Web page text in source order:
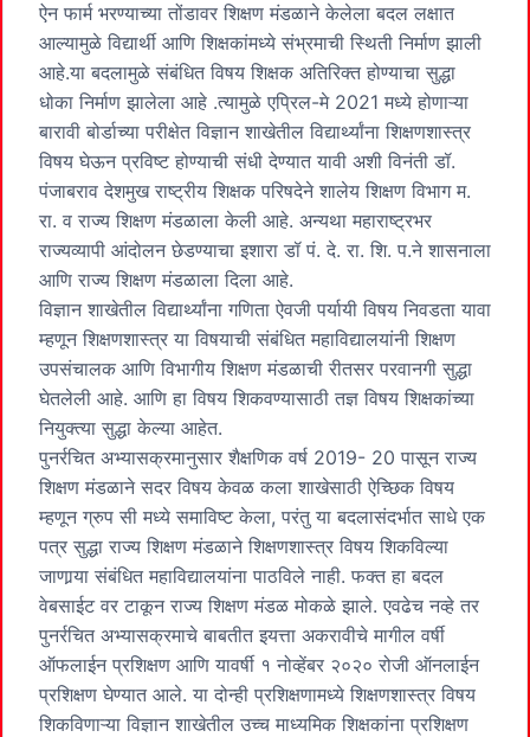
ऐन फार्म भरण्याच्या तोंडावर शिक्षण मंडळाने केलेला बदल लक्षात
आल्यामुळे विद्यार्थी आणि शिक्षकांमध्ये संभ्रमाची स्थिती निर्माण झाली
आहे.या बदलामुळे संबंधित विषय शिक्षक अतिरिक्त होण्याचा सुद्धा
धोका निर्माण झालेला आहे .त्यामुळे एप्रिल-मे 2021 मध्ये होणाऱ्या
बारावी बोर्डाच्या परीक्षेत विज्ञान शाखेतील विद्यार्थ्यांना शिक्षणशास्त्र
विषय घेऊन प्रविष्ट होण्याची संधी देण्यात यावी अशी विनंती डॉ.
पंजाबराव देशमुख राष्ट्रीय शिक्षक परिषदेने शालेय शिक्षण विभाग म.
रा. व राज्य शिक्षण मंडळाला केली आहे. अन्यथा महाराष्ट्रभर
राज्यव्यापी आंदोलन छेडण्याचा इशारा डॉ पं. दे. रा. शि. प.ने शासनाला
आणि राज्य शिक्षण मंडळाला दिला आहे.
विज्ञान शाखेतील विद्यार्थ्यांना गणिता ऐवजी पर्यायी विषय निवडता यावा
म्हणून शिक्षणशास्त्र या विषयाची संबंधित महाविद्यालयांनी शिक्षण
उपसंचालक आणि विभागीय शिक्षण मंडळाची रीतसर परवानगी सुद्धा
घेतलेली आहे. आणि हा विषय शिकवण्यासाठी तज्ञ विषय शिक्षकांच्या
नियुक्त्या सुद्धा केल्या आहेत.
पुनर्रचित अभ्यासक्रमानुसार शैक्षणिक वर्ष 2019- 20 पासून राज्य
शिक्षण मंडळाने सदर विषय केवळ कला शाखेसाठी ऐच्छिक विषय
म्हणून ग्रुप सी मध्ये समाविष्ट केला, परंतु या बदलासंदर्भात साधे एक
पत्र सुद्धा राज्य शिक्षण मंडळाने शिक्षणशास्त्र विषय शिकविल्या
जाणार्‍या संबंधित महाविद्यालयांना पाठविले नाही. फक्त हा बदल
वेबसाईट वर टाकून राज्य शिक्षण मंडळ मोकळे झाले. एवढेच नव्हे तर
पुनर्रचित अभ्यासक्रमाचे बाबतीत इयत्ता अकरावीचे मागील वर्षी
ऑफलाईन प्रशिक्षण आणि यावर्षी १ नोव्हेंबर २०२० रोजी ऑनलाईन
प्रशिक्षण घेण्यात आले. या दोन्ही प्रशिक्षणामध्ये शिक्षणशास्त्र विषय
शिकविणाऱ्या विज्ञान शाखेतील उच्च माध्यमिक शिक्षकांना प्रशिक्षण